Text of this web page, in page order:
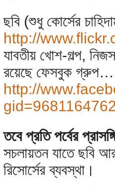
ছবি (শুধু কোর্সের
http://
যাবতীয় খোশ-গল্প,
রয়েছে ফেসবুক গ্রুপ…
http://
তবে প্রতি পর্বের
সচলায়তন যাতে ছবি
রিসোর্সের ব্যবস্থা।